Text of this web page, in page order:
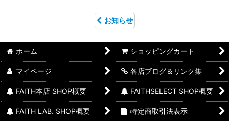
お知らせ
ホーム ショッピングカート
マイページ 各店ブログ＆リンク集
FAITH本店 SHOP概要 FAITHSELECT SHOP概要
FAITH LAB. SHOP概要 特定商取引法表示